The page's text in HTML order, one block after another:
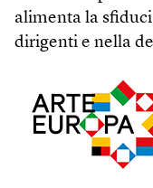
alimenta la
dirigenti e nella